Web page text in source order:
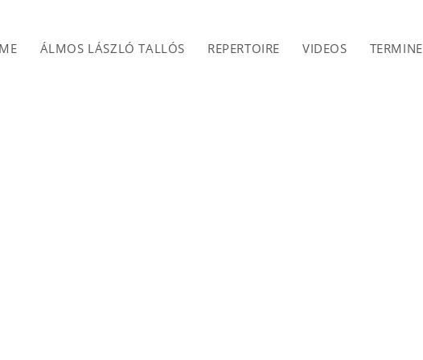
ÁLMOS LÁSZLÓ TALLÓS REPERTOIRE VIDEOS TERMINE